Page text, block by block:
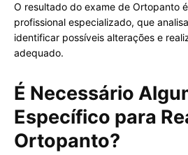
O resultado do exame de Ortopanto
profissional especializado, que
identificar possíveis alterações e
adequado.
É Necessário
Específico para
Ortopanto?